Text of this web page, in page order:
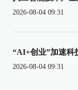
2026-08-04 09:31
“AI+创业”加速科
2026-08-04 09:31